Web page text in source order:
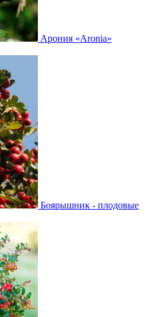
Арония «Aronia»
Боярышник - плодовые